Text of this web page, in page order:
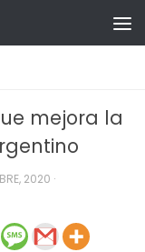
mejora la
2020 ·